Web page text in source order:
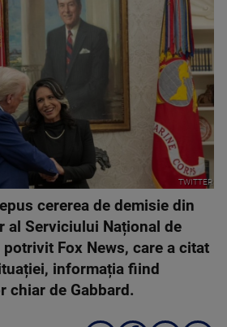
TWITTER
cererea de demisie din
al Serviciului Național de
Fox News, care a citat
informația fiind
chiar de Gabbard.